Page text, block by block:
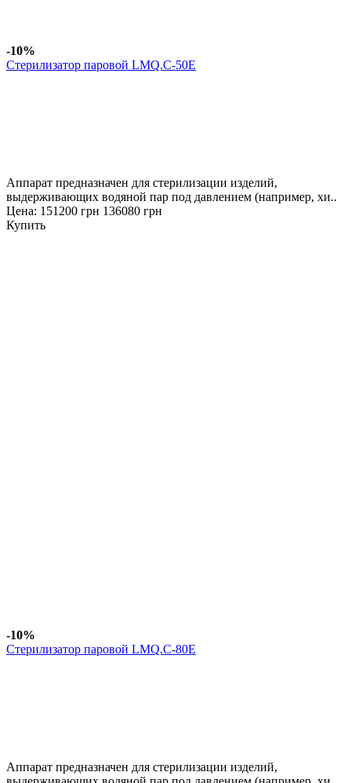
-10%
Стерилизатор паровой LMQ.C-50E
Аппарат предназначен для стерилизации изделий,
выдерживающих водяной пар под давлением (например, хи..
Цена: 151200 грн 136080 грн
Купить
-10%
Стерилизатор паровой LMQ.C-80E
Аппарат предназначен для стерилизации изделий,